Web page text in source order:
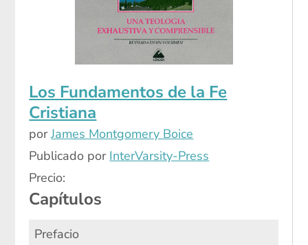
Los Fundamentos de la Fe
Cristiana
porJames Montgomery Boice
Publicado por InterVarsity-Press
Precio:
Capítulos
Prefacio